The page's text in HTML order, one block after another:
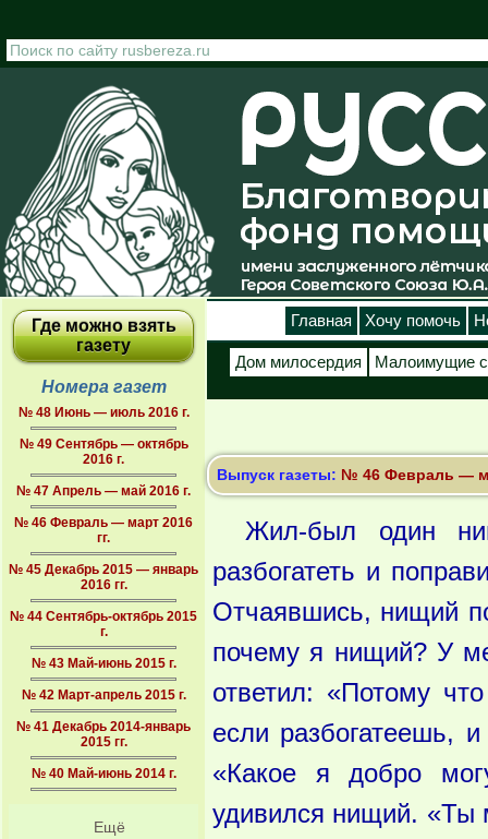
Где можно взять
газету
Номера газет
№ 48 Июнь — июль 2016 г.
№ 49 Сентябрь — октябрь
2016 г.
№ 47 Апрель — май 2016 г.
№ 46 Февраль — март 2016
гг.
№ 45 Декабрь 2015 — январь
2016 гг.
№ 44 Сентябрь-октябрь 2015
г.
№ 43 Май-июнь 2015 г.
№ 42 Март-апрель 2015 г.
№ 41 Декабрь 2014-январь
2015 гг.
№ 40 Май-июнь 2014 г.
Ещё
Главная Хочу помочь
Дом милосердия Малоимущие
Выпуск газеты: № 46 Февраль —
Жил-был один
разбогатеть и
Отчаявшись, нищий
почему я нищий? У
ответил: «Потому
если разбогатеешь,
«Какое я добро
удивился нищий. «Ты